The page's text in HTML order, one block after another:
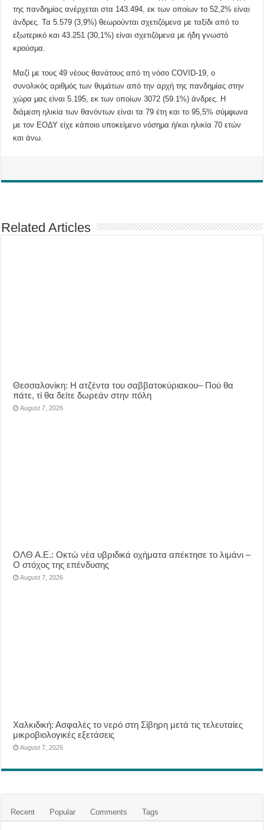
της πανδημίας ανέρχεται στα 143.494, εκ των οποίων το 52,2% είναι
άνδρες. Τα 5.579 (3,9%) θεωρούνται σχετιζόμενα με ταξίδι από το
εξωτερικό και 43.251 (30,1%) είναι σχετιζόμενα με ήδη γνωστό
κρούσμα.
Μαζί με τους 49 νέους θανάτους από τη νόσο COVID-19, ο
συνολικός αριθμός των θυμάτων από την αρχή της πανδημίας στην
χώρα μας είναι 5.195, εκ των οποίων 3072 (59.1%) άνδρες. Η
διάμεση ηλικία των θανόντων είναι τα 79 έτη και το 95,5% σύμφωνα
με τον ΕΟΔΥ είχε κάποιο υποκείμενο νόσημα ή/και ηλικία 70 ετών
και άνω.
Related Articles
Θεσσαλονίκη: Η ατζέντα του σαββατοκύριακου– Πού θα
πάτε, τί θα δείτε δωρεάν στην πόλη
August 7, 2026
ΟΛΘ Α.Ε.: Οκτώ νέα υβριδικά οχήματα απέκτησε το λιμάνι –
Ο στόχος της επένδυσης
August 7, 2026
Χαλκιδική: Ασφαλές το νερό στη Σίβηρη μετά τις τελευταίες
μικροβιολογικές εξετάσεις
August 7, 2026
Recent Popular Comments Tags